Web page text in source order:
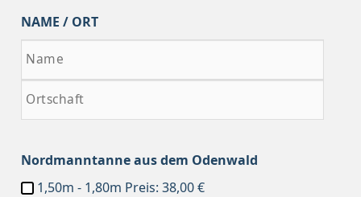
NAME / ORT
Nordmanntanne aus dem Odenwald
1,50m - 1,80m Preis: 38,00 €